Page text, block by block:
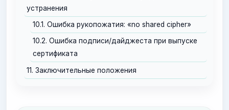
устранения
10.1. Ошибка рукопожатия: «no shared cipher»
10.2. Ошибка подписи/дайджеста при выпуске
сертификата
11. Заключительные положения